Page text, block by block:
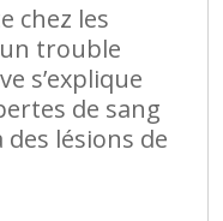
chez les
trouble
s’explique
de sang
lésions de